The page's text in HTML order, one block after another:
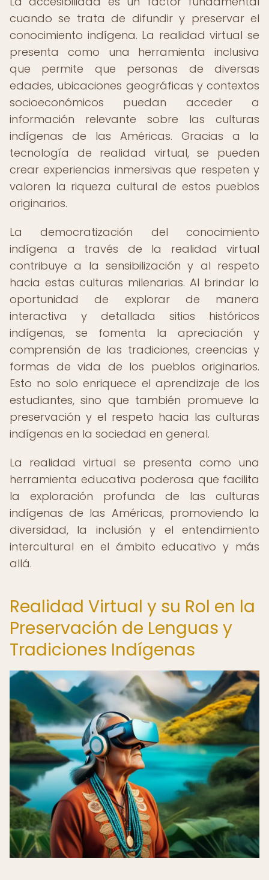
cuando se trata de difundir y preservar el
conocimiento indígena. La realidad virtual se
presenta como una herramienta inclusiva
que permite que personas de diversas
edades, ubicaciones geográficas y contextos
socioeconómicos puedan acceder a
información relevante sobre las culturas
indígenas de las Américas. Gracias a la
tecnología de realidad virtual, se pueden
crear experiencias inmersivas que respeten y
valoren la riqueza cultural de estos pueblos
originarios.
La democratización del conocimiento
indígena a través de la realidad virtual
contribuye a la sensibilización y al respeto
hacia estas culturas milenarias. Al brindar la
oportunidad de explorar de manera
interactiva y detallada sitios históricos
indígenas, se fomenta la apreciación y
comprensión de las tradiciones, creencias y
formas de vida de los pueblos originarios.
Esto no solo enriquece el aprendizaje de los
estudiantes, sino que también promueve la
preservación y el respeto hacia las culturas
indígenas en la sociedad en general.
La realidad virtual se presenta como una
herramienta educativa poderosa que facilita
la exploración profunda de las culturas
indígenas de las Américas, promoviendo la
diversidad, la inclusión y el entendimiento
intercultural en el ámbito educativo y más
allá.
Realidad Virtual y su Rol en la
Preservación de Lenguas y
Tradiciones Indígenas